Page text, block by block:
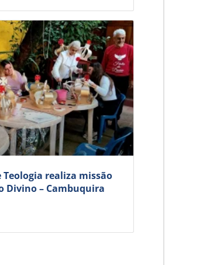
Teologia realiza missão
Divino – Cambuquira